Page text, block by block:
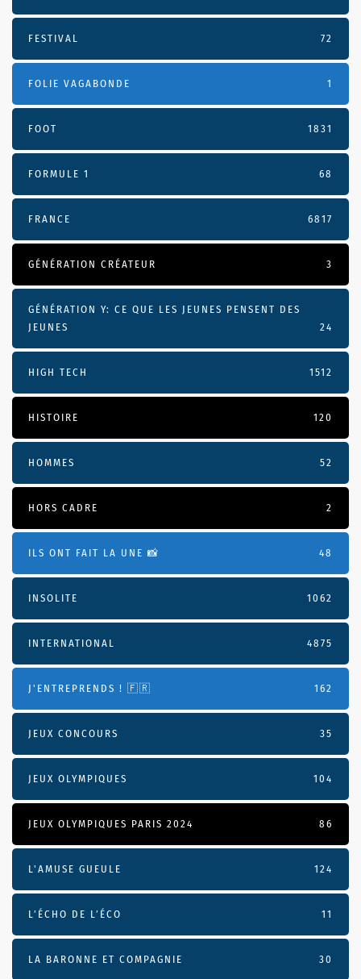
FESTIVAL 72
FOLIE VAGABONDE 1
FOOT 1831
FORMULE 1 68
FRANCE 6817
GÉNÉRATION CRÉATEUR 3
GÉNÉRATION Y: CE QUE LES JEUNES PENSENT DES
JEUNES
24
HIGH TECH 1512
HISTOIRE 120
HOMMES 52
HORS CADRE 2
ILS ONT FAIT LA UNE 📸 48
INSOLITE 1062
INTERNATIONAL 4875
J'ENTREPRENDS ! 🇫🇷 162
JEUX CONCOURS 35
JEUX OLYMPIQUES 104
JEUX OLYMPIQUES PARIS 2024 86
L'AMUSE GUEULE 124
L’ÉCHO DE L’ÉCO 11
LA BARONNE ET COMPAGNIE 30